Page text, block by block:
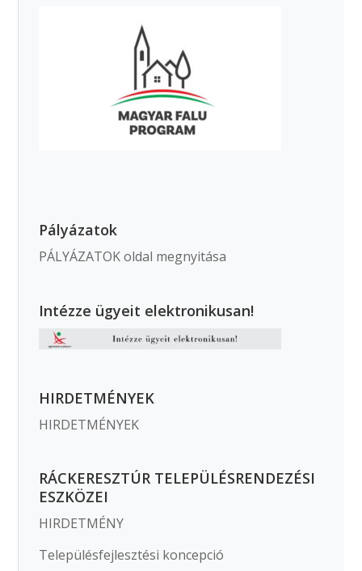
Pályázatok
PÁLYÁZATOK oldal megnyitása
Intézze ügyeit elektronikusan!
HIRDETMÉNYEK
HIRDETMÉNYEK
RÁCKERESZTÚR TELEPÜLÉSRENDEZÉSI
ESZKÖZEI
HIRDETMÉNY
Településfejlesztési koncepció